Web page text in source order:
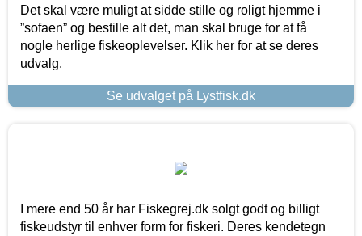
Det skal være muligt at sidde stille og roligt hjemme i
”sofaen” og bestille alt det, man skal bruge for at få
nogle herlige fiskeoplevelser. Klik her for at se deres
udvalg.
Se udvalget på Lystfisk.dk
I mere end 50 år har Fiskegrej.dk solgt godt og billigt
fiskeudstyr til enhver form for fiskeri. Deres kendetegn